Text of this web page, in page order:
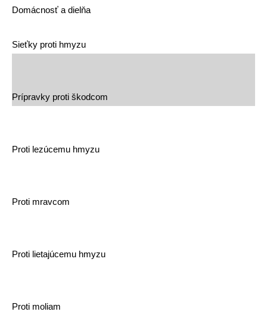
Domácnosť a dielňa
Sieťky proti hmyzu
Prípravky proti škodcom
Proti lezúcemu hmyzu
Proti mravcom
Proti lietajúcemu hmyzu
Proti moliam